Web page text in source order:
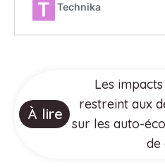
À lire
Les
restreint aux
sur les auto-
de